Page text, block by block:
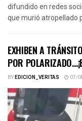
difundido en redes
que murió atropellado
EXHIBEN A
POR
BYEDICION_VERITAS 07/